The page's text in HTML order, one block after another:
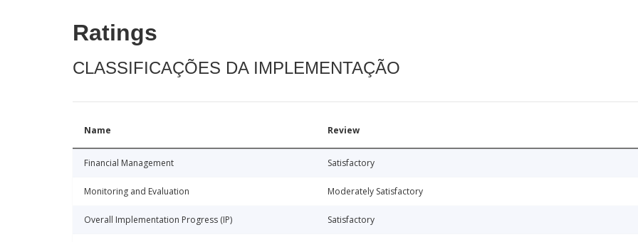
Ratings
CLASSIFICAÇÕES DA IMPLEMENTAÇÃO
Name Review
Financial Management Satisfactory
Monitoring and Evaluation Moderately Satisfactory
Overall Implementation Progress (IP) Satisfactory